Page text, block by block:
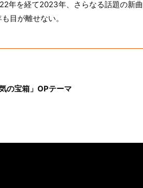
年を経て2023年、さらなる話題の新
目が離せない。
の宝箱」OPテーマ